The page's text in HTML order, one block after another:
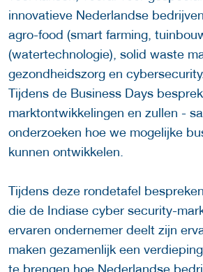
innovatieve Nederlandse
agro-food (smart farming,
(watertechnologie), solid waste
gezondheidszorg en cybersecurity.
Tijdens de Business Days
marktontwikkelingen en zullen -
onderzoeken hoe we mogelijke
kunnen ontwikkelen.
Tijdens deze rondetafel
die de Indiase cyber security-
ervaren ondernemer deelt zijn
maken gezamenlijk een
te brengen hoe Nederlandse